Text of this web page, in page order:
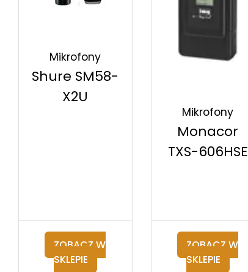
Mikrofony
Shure SM58-
X2U
ZOBACZ W
SKLEPIE
Mikrofony
Monacor
TXS-606HSE
ZOBACZ W
SKLEPIE